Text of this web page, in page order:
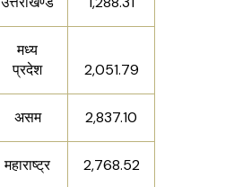
मध्य
प्रदेश
2,051.79
असम 2,837.10
महाराष्ट्र 2,768.52